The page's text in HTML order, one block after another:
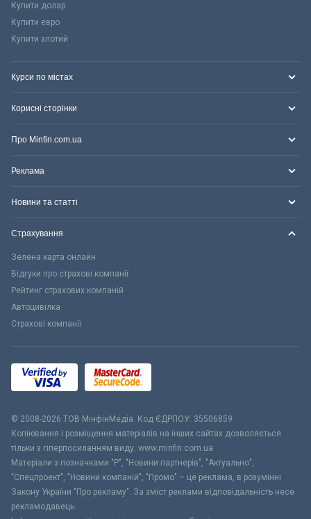
Купити долар
Купити євро
Купити злотий
Курси по містах
Корисні сторінки
Про Minfin.com.ua
Реклама
Новини та статті
Страхування
Зелена карта онлайн
Відгуки про страхові компанії
Рейтинг страхових компаній
Автоцивілка
Страхові компанії
© 2008-2026 ТОВ МiнфiнМедiа. Код ЄДРПОУ: 35506859
Копіювання і розміщення матеріалів на інших сайтах дозволяється
тільки з гіперпосиланням виду: www.minfin.com.ua
Матеріали з позначками "Р", "Новини партнерів", "Актуально",
"Спецпроект", "Новини компаній", "Промо" – це реклама, в розумінні
Закону України "Про рекламу". За зміст реклами відповідальність несе
рекламодавець.